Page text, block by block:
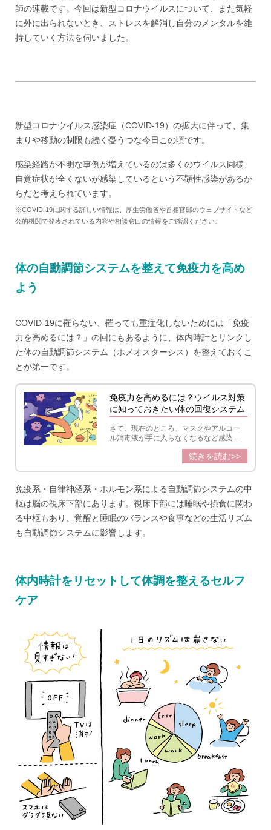
師の連載です。今回は新型コロナウイルスについて、また気軽
に外に出られないとき、ストレスを解消し自分のメンタルを維
持していく方法を伺いました。
新型コロナウイルス感染症（COVID-19）の拡大に伴って、集
まりや移動の制限も続く憂うつな今日この頃です。
感染経路が不明な事例が増えているのは多くのウイルス同様、
自覚症状が全くないが感染しているという不顕性感染があるか
らだと考えられています。
※COVID-19に関する詳しい情報は、厚生労働省や首相官邸のウェブサイトなど
公的機関で発表されている内容や相談窓口の情報をご確認ください。
体の自動調節システムを整えて免疫力を高め
よう
COVID-19に罹らない、罹っても重症化しないためには「免疫
力を高めるには？」の回にもあるように、体内時計とリンクし
た体の自動調節システム（ホメオスターシス）を整えておくこ
とが第一です。
免疫力を高めるには？ウイルス対策
に知っておきたい体の回復システム
さて、現在のところ、マスクやアルコー
ル消毒液が手に入らなくなるなど感染へ
の不安が広がっています。 そもそも通常
のウイルス感染症で特効薬と言える抗ウ
帯状疱疹ウイルス）だけ。
続きを読む>>
免疫系・自律神経系・ホルモン系による自動調節システムの中
枢は脳の視床下部にあります。視床下部には睡眠や摂食に関わ
る中枢もあり、覚醒と睡眠のバランスや食事などの生活リズム
も自動調節システムに影響します。
体内時計をリセットして体調を整えるセルフ
ケア